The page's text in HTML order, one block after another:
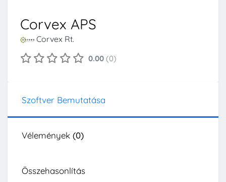
Corvex APS
Corvex Rt.
0.00 (0)
Szoftver Bemutatása
Vélemények (0)
Összehasonlítás